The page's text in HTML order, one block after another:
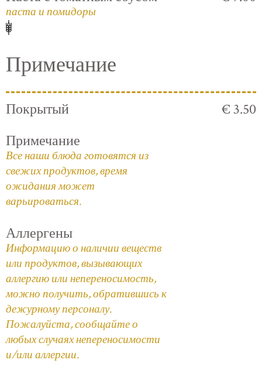
паста и помидоры
Примечание
Покрытый
€ 3.50
Примечание
Все наши блюда готовятся из
свежих продуктов, время
ожидания может
варьироваться.
Аллергены
Информацию о наличии веществ
или продуктов, вызывающих
аллергию или непереносимость,
можно получить, обратившись к
дежурному персоналу.
Пожалуйста, сообщайте о
любых случаях непереносимости
и/или аллергии.